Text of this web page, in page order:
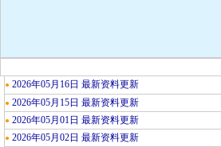
● 2026年05月16日 最新资料更新
● 2026年05月15日 最新资料更新
● 2026年05月01日 最新资料更新
● 2026年05月02日 最新资料更新